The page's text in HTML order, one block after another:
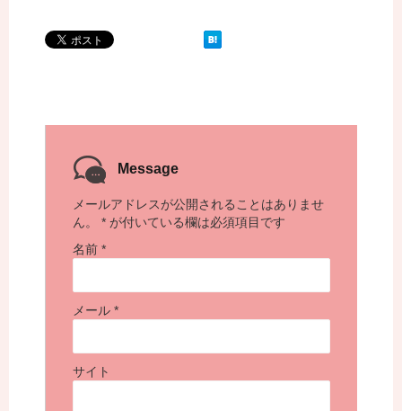
Message
メールアドレスが公開されることはありませ
ん。
* が付いている欄は必須項目です
名前 *
メール *
サイト